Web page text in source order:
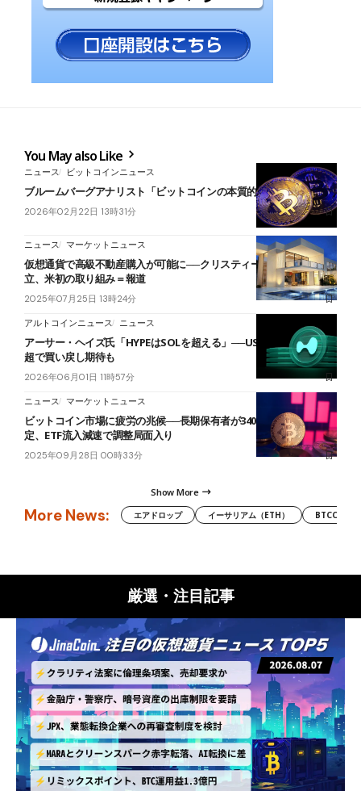
You May also Like
ニュース ビットコインニュース
ブルームバーグアナリスト「ビットコインの本質的価値は不変」
2026年02月22日 13時31分
ニュース マーケットニュース
仮想通貨で高級不動産購入が可能に──クリスティーズ専門部門設
立、米初の取り組み＝報道
2025年07月25日 13時24分
アルトコインニュース ニュース
アーサー・ヘイズ氏「HYPEはSOLを超える」──USDC残高80億ドル
超で買い戻し期待も
2026年06月01日 11時57分
ニュース マーケットニュース
ビットコイン市場に疲労の兆候──長期保有者が340万BTCの利益確
定、ETF流入減速で調整局面入り
2025年09月28日 00時33分
Show More
More News: エアドロップ イーサリアム（ETH） BTCC
厳選・注目記事